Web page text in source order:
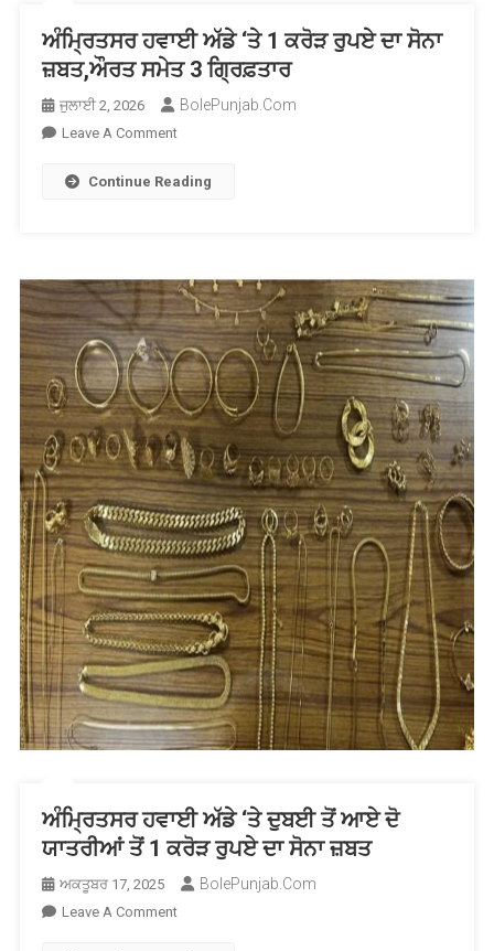
ਅੰਮ੍ਰਿਤਸਰ ਹਵਾਈ ਅੱਡੇ ‘ਤੇ 1 ਕਰੋੜ ਰੁਪਏ ਦਾ ਸੋਨਾ
ਜ਼ਬਤ,ਔਰਤ ਸਮੇਤ 3 ਗ੍ਰਿਫ਼ਤਾਰ
ਜੁਲਾਈ 2, 2026 BolePunjab.com
Leave A CommentOn
ਹਵਾਈ
ਕਰੋੜ
ਰੁਪਏ
ਦਾ
ਸੋਨਾ
ਜ਼ਬਤ,ਔਰਤ
ਸਮੇਤ
3
ਗ੍ਰਿਫ਼ਤਾਰ
Continue Reading
ਅੰਮ੍ਰਿਤਸਰ ਹਵਾਈ ਅੱਡੇ ‘ਤੇ ਦੁਬਈ ਤੋਂ ਆਏ ਦੋ
ਯਾਤਰੀਆਂ ਤੋਂ 1 ਕਰੋੜ ਰੁਪਏ ਦਾ ਸੋਨਾ ਜ਼ਬਤ
ਅਕਤੂਬਰ 17, 2025 BolePunjab.com
Leave A CommentOn